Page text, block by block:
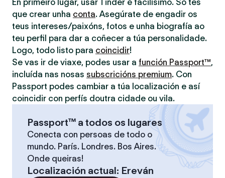
En primeiro lugar, usar Tinder é facilísimo. Só tes
que crear unha conta. Asegúrate de engadir os
teus intereses/paixóns, fotos e unha biografía ao
teu perfil para dar a coñecer a túa personalidade.
Logo, todo listo para coincidir!
Se vas ir de viaxe, podes usar a función Passport™,
incluída nas nosas subscricións premium. Con
Passport podes cambiar a túa localización e así
coincidir con perfís doutra cidade ou vila.
Passport™ a todos os lugares
Conecta con persoas de todo o
mundo. París. Londres. Bos Aires.
Onde queiras!
Localización actual: Ereván